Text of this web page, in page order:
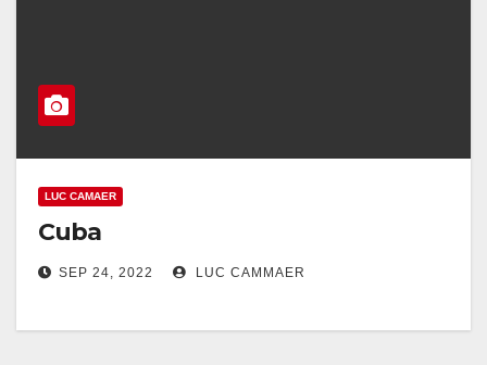
LUC CAMAER
Cuba
SEP 24, 2022 LUC CAMMAER